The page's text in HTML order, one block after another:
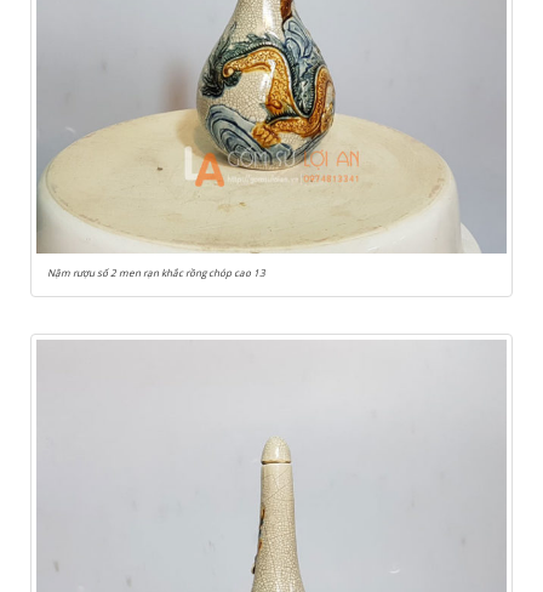
Nậm rượu số 2 men rạn khắc rồng chóp cao 13